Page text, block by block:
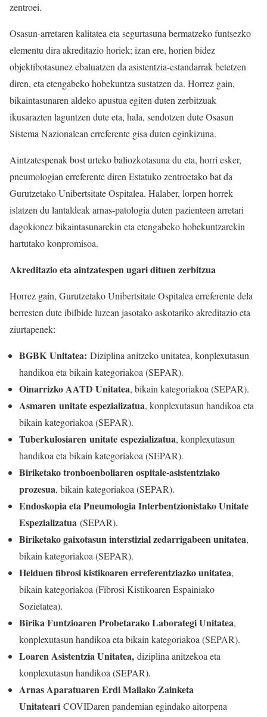
zentroei.
Osasun-arretaren kalitatea eta segurtasuna bermatzeko funtsezko
elementu dira akreditazio horiek; izan ere, horien bidez
objektibotasunez ebaluatzen da asistentzia-estandarrak betetzen
diren, eta etengabeko hobekuntza sustatzen da. Horrez gain,
bikaintasunaren aldeko apustua egiten duten zerbitzuak
ikusarazten laguntzen dute eta, hala, sendotzen dute Osasun
Sistema Nazionalean erreferente gisa duten eginkizuna.
Aintzatespenak bost urteko baliozkotasuna du eta, horri esker,
pneumologian erreferente diren Estatuko zentroetako bat da
Gurutzetako Unibertsitate Ospitalea. Halaber, lorpen horrek
islatzen du lantaldeak arnas-patologia duten pazienteen arretari
dagokionez bikaintasunarekin eta etengabeko hobekuntzarekin
hartutako konpromisoa.
Akreditazio eta aintzatespen ugari dituen zerbitzua
Horrez gain, Gurutzetako Unibertsitate Ospitalea erreferente dela
berresten dute ibilbide luzean jasotako askotariko akreditazio eta
ziurtapenek:
BGBK Unitatea: Diziplina anitzeko unitatea, konplexutasun
handikoa eta bikain kategoriakoa (SEPAR).
Oinarrizko AATD Unitatea, bikain kategoriakoa (SEPAR).
Asmaren unitate espezializatua, konplexutasun handikoa eta
bikain kategoriakoa (SEPAR).
Tuberkulosiaren unitate espezializatua, konplexutasun
handikoa eta bikain kategoriakoa (SEPAR).
Biriketako tronboenboliaren ospitale-asistentziako
prozesua, bikain kategoriakoa (SEPAR).
Endoskopia eta Pneumologia Interbentzionistako Unitate
Espezializatua (SEPAR).
Biriketako gaixotasun interstizial zedarrigabeen unitatea,
bikain kategoriakoa (SEPAR).
Helduen fibrosi kistikoaren erreferentziazko unitatea,
bikain kategoriakoa (Fibrosi Kistikoaren Espainiako
Sozietatea).
Birika Funtzioaren Probetarako Laborategi Unitatea,
konplexutasun handikoa eta bikain kategoriakoa (SEPAR).
Loaren Asistentzia Unitatea, diziplina anitzekoa eta
konplexutasun handikoa (SEPAR).
Arnas Aparatuaren Erdi Mailako Zainketa
Unitateari COVIDaren pandemian egindako aitorpena